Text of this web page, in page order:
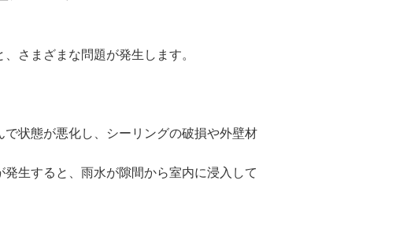
さまざまな問題が発生します。
状態が悪化し、シーリングの破損や外壁材
生すると、雨水が隙間から室内に浸入して